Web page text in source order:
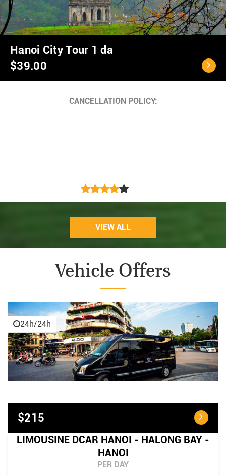
Ho Chi Minh City - C
$40.00
Cancellation Policy
VIEW ALL
Vehicle Offers
24h/24h
$215
LIMOUSINE DCAR HANOI - HALONG BAY -
HANOI
PER DAY